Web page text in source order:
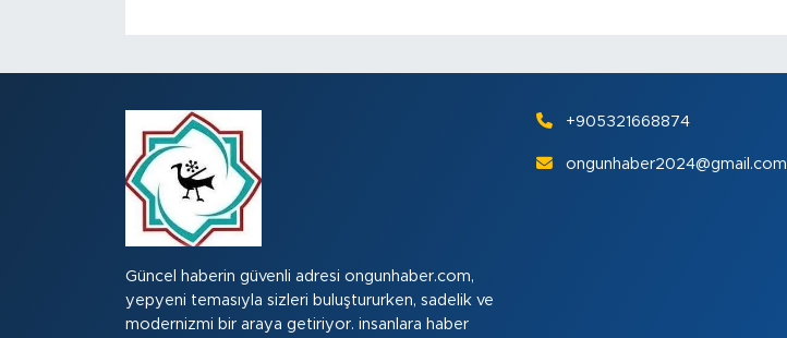
Güncel haberin güvenli adresi ongunhaber.com,
yepyeni temasıyla sizleri buluştururken, sadelik ve
modernizmi bir araya getiriyor. insanlara haber
+905321668874
ongunhaber2024@gmail.com